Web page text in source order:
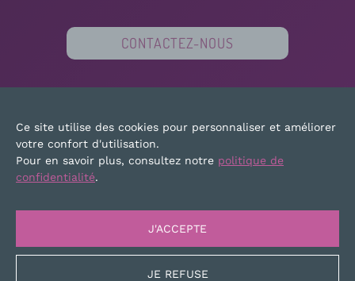
CONTACTEZ-NOUS
PLAN DU SITE MENTIONS LÉGALES
Ce site utilise des cookies pour personnaliser et améliorer
votre confort d'utilisation.
Pour en savoir plus, consultez notre politique de
confidentialité.
J'ACCEPTE
JE REFUSE